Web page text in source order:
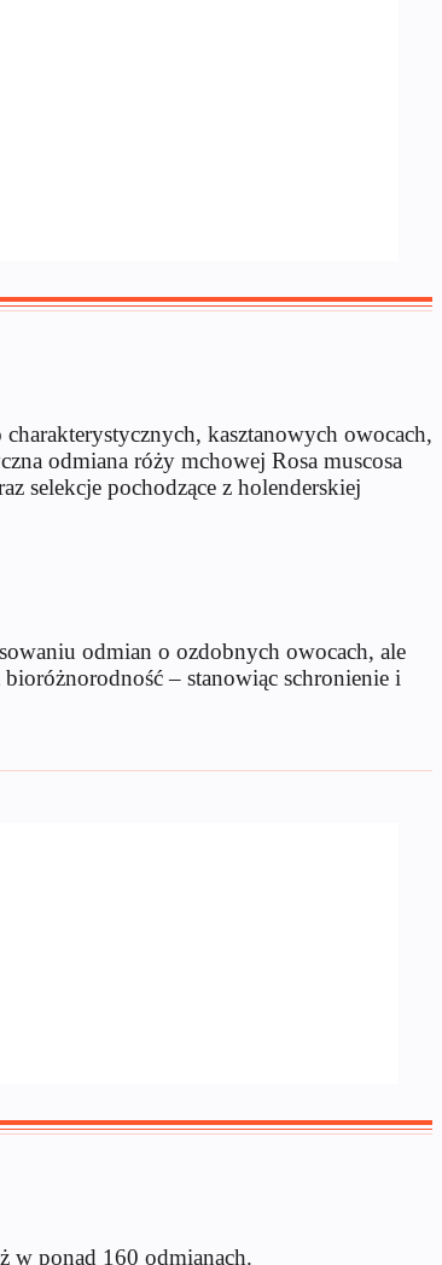
kasztanowych owocach,
odmiana róży mchowej Rosa muscosa
selekcje pochodzące z holenderskiej
odmian o ozdobnych owocach, ale
– stanowiąc schronienie i
w ponad 160 odmianach.